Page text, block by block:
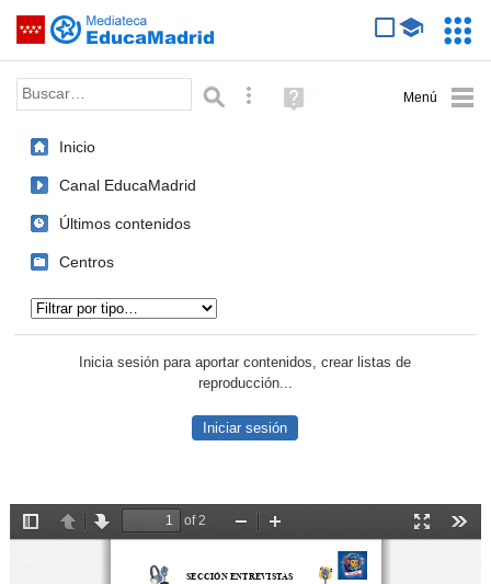
Saltar navegación
Palabra o frase: Búsqueda avanzada
Ayuda
(en
Inicio
Canal EducaMadrid
Últimos contenidos
Centros
Inicia sesión para aportar contenidos, crear listas de
reproducción...
Iniciar sesión